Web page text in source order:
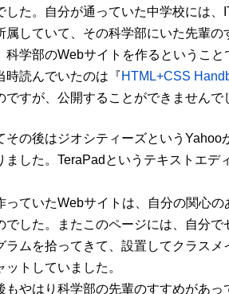
した。自分が通っていた中学校には
属していて、その科学部にいた先輩
科学部のWebサイトを作るということ
時読んでいたのは『HTML+CSS
ですが、公開することができません
その後はジオシティーズというYahoo
ました。 TeraPad というテキストエデ
っていたWebサイトは、自分の関心
でした。またこのページには、自分
ラム を拾ってきて、設置してクラス
ットしていました。
もやはり科学部の先輩のすすめがあっ